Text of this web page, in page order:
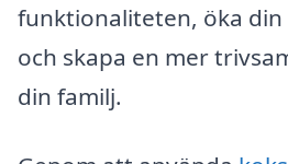
funktionaliteten, öka din
och skapa en mer
din familj.